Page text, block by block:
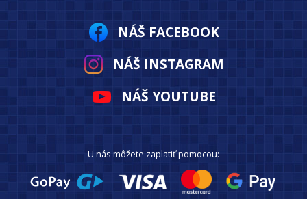
NÁŠ FACEBOOK
NÁŠ INSTAGRAM
NÁŠ YOUTUBE
U nás môžete zaplatiť pomocou: